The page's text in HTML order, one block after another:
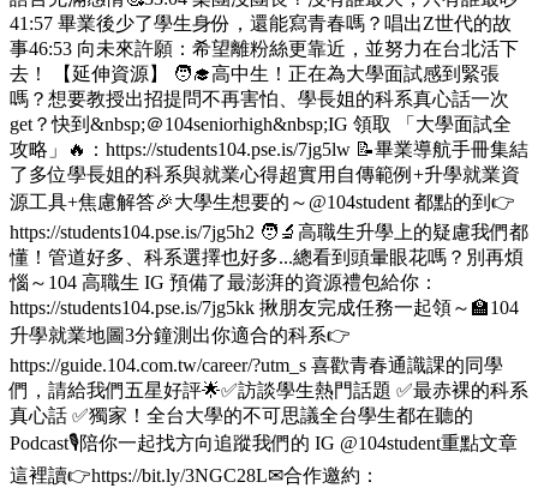
41:57 畢業後少了學生身份，還能寫青春嗎？唱出Z世代的故
事46:53 向未來許願：希望離粉絲更靠近，並努力在台北活下
去！ 【延伸資源】 🧑‍🎓高中生！正在為大學面試感到緊張
嗎？想要教授出招提問不再害怕、學長姐的科系真心話一次
get？快到&nbsp;＠104seniorhigh&nbsp;IG 領取 「大學面試全
攻略」🔥：https://students104.pse.is/7jg5lw 📝畢業導航手冊集結
了多位學長姐的科系與就業心得超實用自傳範例+升學就業資
源工具+焦慮解答🎉大學生想要的～@104student 都點的到👉
https://students104.pse.is/7jg5h2 🧑‍🔬高職生升學上的疑慮我們都
懂！管道好多、科系選擇也好多...總看到頭暈眼花嗎？別再煩
惱～104 高職生 IG 預備了最澎湃的資源禮包給你：
https://students104.pse.is/7jg5kk 揪朋友完成任務一起領～🏫104
升學就業地圖3分鐘測出你適合的科系👉
https://guide.104.com.tw/career/?utm_s 喜歡青春通識課的同學
們，請給我們五星好評🌟✅訪談學生熱門話題 ✅最赤裸的科系
真心話 ✅獨家！全台大學的不可思議全台學生都在聽的
Podcast🎙️陪你一起找方向追蹤我們的 IG @104student重點文章
這裡讀👉https://bit.ly/3NGC28L✉合作邀約：